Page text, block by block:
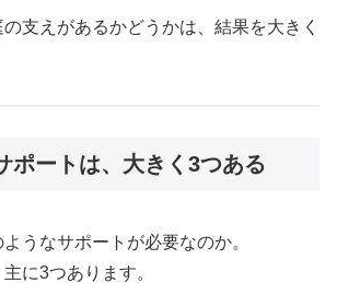
支えがあるかどうかは、結果を大きく
ポートは、大きく3つある
うなサポートが必要なのか。
に3つあります。